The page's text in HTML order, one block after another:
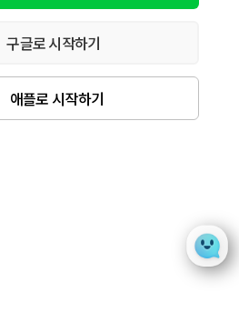
구글로 시작하기
애플로 시작하기